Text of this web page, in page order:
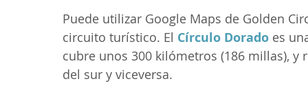
Puede utilizar Google Maps de Golden
circuito turístico. El Círculo Dorado es
cubre unos 300 kilómetros (186 millas),
del sur y viceversa.